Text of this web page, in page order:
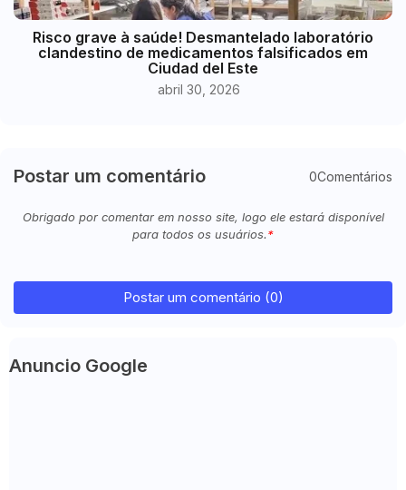
Risco grave à saúde! Desmantelado laboratório
clandestino de medicamentos falsificados em
Ciudad del Este
abril 30, 2026
Postar um comentário 0Comentários
Obrigado por comentar em nosso site, logo ele estará disponível
para todos os usuários.
Postar um comentário (0)
Anuncio Google